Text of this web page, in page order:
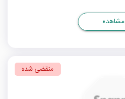
مشاهده
منقضی شده